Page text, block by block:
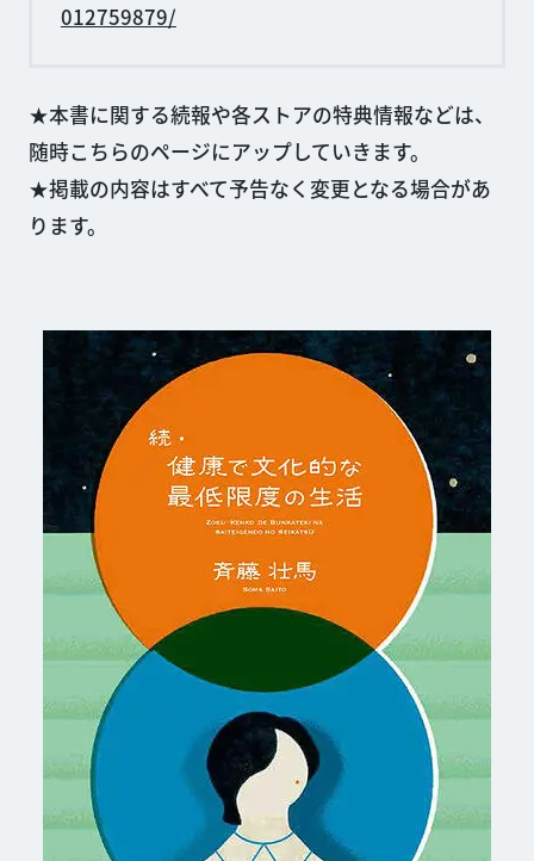
012759879/
★本書に関する続報や各ストアの特典情報などは、
随時こちらのページにアップしていきます。
★掲載の内容はすべて予告なく変更となる場合があ
ります。